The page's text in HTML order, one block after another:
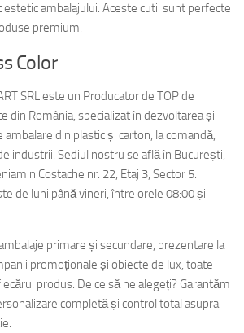
ambalajului. Aceste cutii sunt perfecte
premium.
Color
SRL este un Producator de TOP de
din România, specializat în dezvoltarea și
ambalare din plastic și carton, la comandă,
industrii. Sediul nostru se află în București,
Costache nr. 22, Etaj 3, Sector 5.
de luni până vineri, între orele 08:00 și
primare și secundare, prezentare la
promoționale și obiecte de lux, toate
produs. De ce să ne alegeți? Garantăm
completă și control total asupra